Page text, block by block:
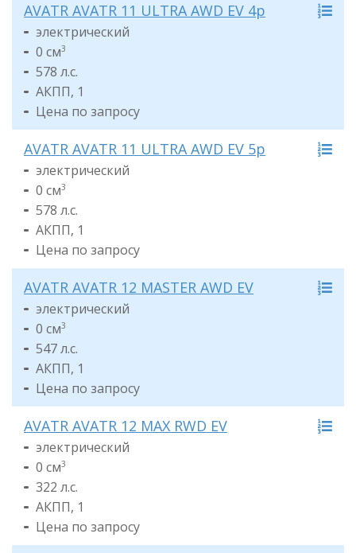
AVATR AVATR 11 ULTRA AWD EV 4p
электрический
0 см3
578 л.с.
АКПП, 1
Цена по запросу
AVATR AVATR 11 ULTRA AWD EV 5p
электрический
0 см3
578 л.с.
АКПП, 1
Цена по запросу
AVATR AVATR 12 MASTER AWD EV
электрический
0 см3
547 л.с.
АКПП, 1
Цена по запросу
AVATR AVATR 12 MAX RWD EV
электрический
0 см3
322 л.с.
АКПП, 1
Цена по запросу